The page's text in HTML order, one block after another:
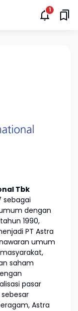
Tbk
sebagai
dengan
1990,
PT Astra
umum
saham
pasar
Astra